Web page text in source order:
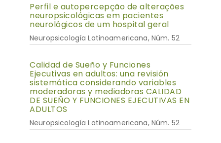
Perfil e autopercepção de alterações
neuropsicológicas em pacientes
neurológicos de um hospital geral
Neuropsicología Latinoamericana, Núm. 52
Calidad de Sueño y Funciones
Ejecutivas en adultos: una revisión
sistemática considerando variables
moderadoras y mediadoras CALIDAD
DE SUEÑO Y FUNCIONES EJECUTIVAS EN
ADULTOS
Neuropsicología Latinoamericana, Núm. 52